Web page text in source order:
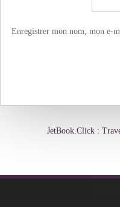
Enregistrer mon nom, mon e-
JetBook.Click :